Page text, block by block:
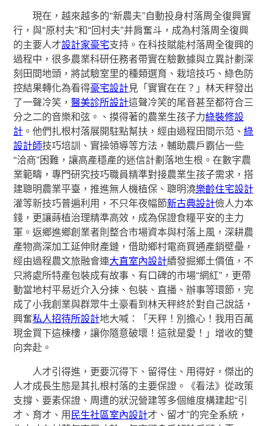
現在，越來越多的“新農夫”自動投身村落周全復興實
行，與“原村夫”和“回村夫”并肩奮斗，成為村落周全復興
的主要人才設計家豪宅支持。在科技賦能村落周全復興的
過程中，很多農業科研任務者帶實在驗數據與立異計劃深
刻田間地頭，將試驗室里的種類選育、栽培技巧、綠色防
控結果轉化為看得豪宅設計見「實實在在？」林天秤發出
了一聲冷笑，醫美診所設計這聲冷笑的尾音甚至都符合三
分之二的音樂和弦。、摸得著的農業生孩子力綠裝修設
計 。他們扎根村落展開駐點幫扶，經由過程田間示范、綠
設計師技巧培訓、實操領導等方法，輔助農戶霸佔一些
“洽商”困難，讓高產穩產的迷信計劃落地生根。在數字農
業範疇，專門研究技巧職員精準對接農業生孩子需求，搭
建聰明農業平臺，推進無人機植保、聰明澆樂齡住宅設計
灌等新技巧普遍利用，不只年夜幅節新古典設計儉人力本
錢，更讓蒔植治理精準高效，成為保證食糧平安的主力
軍。返鄉進鄉創業者則整合市場資本與村落上風，深耕農
產物高深加工延伸財產鏈，借助鄉村電商買通產銷壁壘，
經由過程農文旅融會連大直室內設計續發掘鄉土價值，不
只將處所特產包裝成有故事、有口碑的市場“網紅”，更帶
動當地村平易近介入分揀、包裝、直播、辦事等環節，完
成了小我創業與群眾牛土豪看到林天秤終於對自己說話，
興奮私人招待所設計地大喊：「天秤！別擔心！我用百萬
現金買下這棟樓，讓你隨意破壞！這就是愛！」增收的雙
向奔赴。
人才引得進，更要沉得下、留得住、用得好，傑出的
人才成長生態是其扎根村落的主要保證。《看法》從政策
支撐、要素保證、周遭的狀況營建等多個維度構建起“引
才、育才、用民生社區室內設計才、留才”的完全系統，